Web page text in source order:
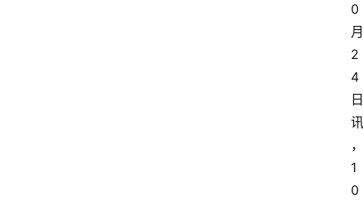
0
月
2
4
日
讯
，
1
0